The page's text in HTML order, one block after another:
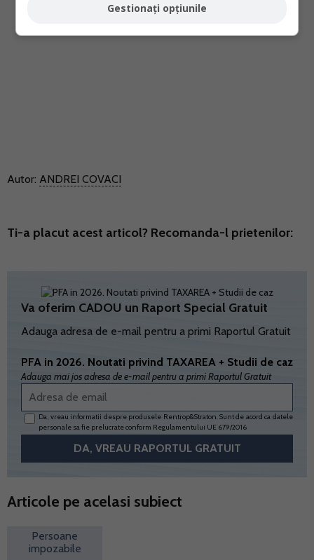
Autor: ANDREI COVACI
Ti-a placut acest articol? Recomanda-l prietenilor:
Va oferim CADOU un Raport Special Gratuit
Adauga adresa de e-mail pentru a primi Raportul Gratuit
PFA in 2026. Noutati privind TAXAREA + Studii de caz
Adauga mai jos adresa de e-mail pentru a primi Raportul Gratuit
Da, vreau informatii despre produsele Rentrop&Straton. Sunt de acord ca datele
personale sa fie prelucrate conform Regulamentului UE 679/2016
Articole pe acelasi subiect
Persoane
impozabile
Gestionați opțiunile